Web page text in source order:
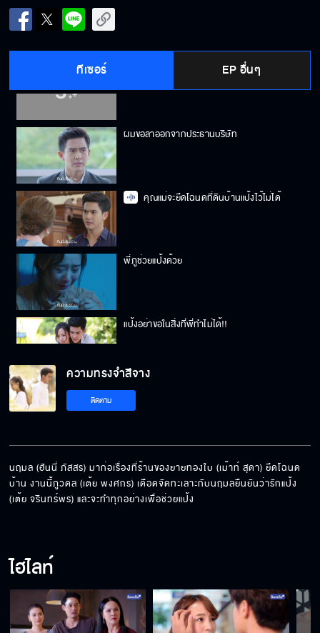
ทีเซอร์ EP อื่นๆ
ผมขอลาออกจากประธานบริษัท
คุณแม่จะยึดโฉนดที่ดินบ้านแป้งไว้ไม่ได้
พี่ภูช่วยแป้งด้วย
แป้งอย่าขอในสิ่งที่พี่ทำไม่ได้!!
น่ารักเกินไปแล้วนะ
ความทรงจำสีจาง
ติดตาม
นฤมล (ฮันนี่ ภัสสร) มาก่อเรื่องที่ร้านของยายทองใบ (เม้าท์ สุดา) ยึดโฉนด
บ้าน งานนี้ภูวดล (เต้ย พงศกร) เดือดจัดทะเลาะกับนฤมลยืนยันว่ารักแป้ง
(เต้ย จรินทร์พร) และจะทำทุกอย่างเพื่อช่วยแป้ง
ไฮไลท์